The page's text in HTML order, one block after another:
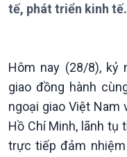
Chính trị
tế, phát triển kinh tế.
Hôm nay (28/8), kỷ
giao đồng hành
ngoại giao Việt
Hồ Chí Minh, lãnh tụ
trực tiếp đảm